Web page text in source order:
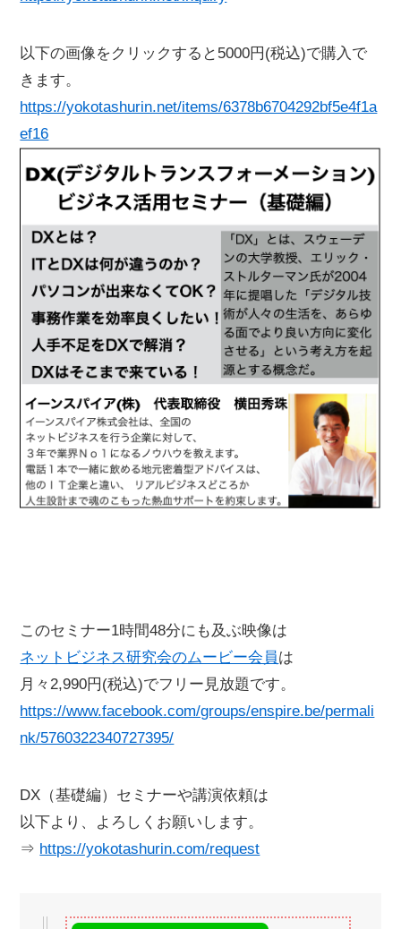
以下の画像をクリックすると5000円(税込)で購入で
きます。
https://yokotashurin.net/items/6378b6704292bf5e4f1a
ef16
このセミナー1時間48分にも及ぶ映像は
ネットビジネス研究会のムービー会員は
月々2,990円(税込)でフリー見放題です。
https://www.facebook.com/groups/enspire.be/permali
nk/5760322340727395/
DX（基礎編）セミナーや講演依頼は
以下より、よろしくお願いします。
⇒ https://yokotashurin.com/request